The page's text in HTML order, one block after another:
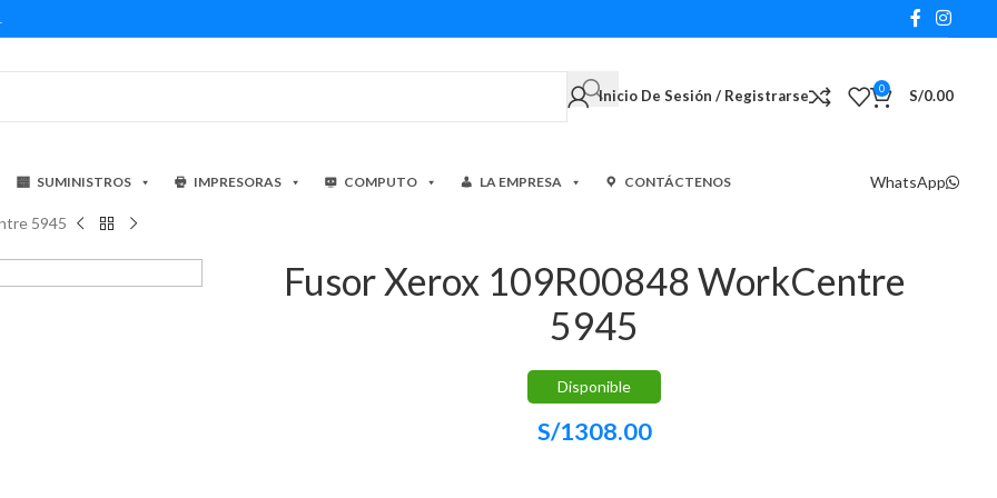
Inicio De Sesión / Registrarse 0 S/0.00
SUMINISTROS IMPRESORAS COMPUTO LA EMPRESA CONTÁCTENOS WhatsApp
5945
Fusor Xerox 109R00848 WorkCentre
5945
Disponible
S/1308.00